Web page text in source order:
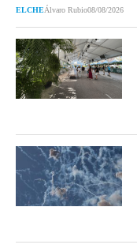
ELCHEÁlvaro Rubio08/08/2026